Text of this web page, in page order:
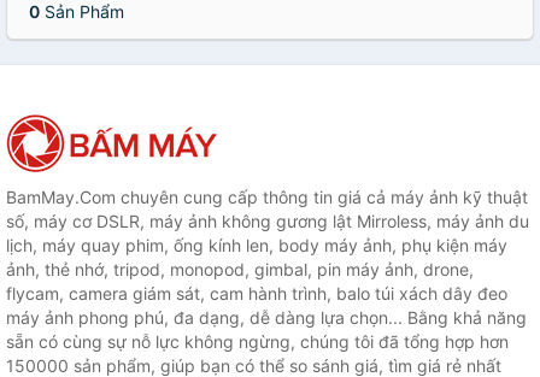
0 Sản Phẩm
BamMay.Com chuyên cung cấp thông tin giá cả máy ảnh kỹ thuật
số, máy cơ DSLR, máy ảnh không gương lật Mirroless, máy ảnh du
lịch, máy quay phim, ống kính len, body máy ảnh, phụ kiện máy
ảnh, thẻ nhớ, tripod, monopod, gimbal, pin máy ảnh, drone,
flycam, camera giám sát, cam hành trình, balo túi xách dây đeo
máy ảnh phong phú, đa dạng, dễ dàng lựa chọn... Bằng khả năng
sẵn có cùng sự nỗ lực không ngừng, chúng tôi đã tổng hợp hơn
150000 sản phẩm, giúp bạn có thể so sánh giá, tìm giá rẻ nhất